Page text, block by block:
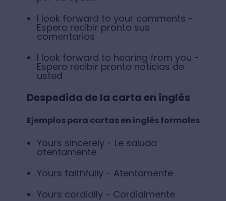
I look forward to your comments -
Espero recibir pronto sus
comentarios
I look forward to hearing from you -
Espero recibir pronto noticias de
usted
Despedida de la carta en inglés
Ejemplos para cartas en inglés formales
Yours sincerely - Le saluda
atentamente
Yours faithfully - Atentamente
Yours cordially - Cordialmente